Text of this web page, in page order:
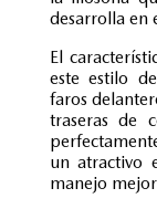
desarrolla en
El
este estilo
faros
traseras de
un atractivo
manejo